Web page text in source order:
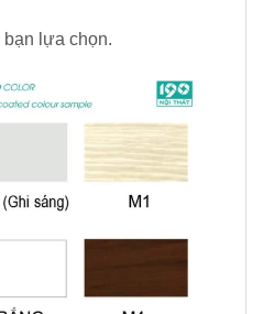
bạn lựa chọn.